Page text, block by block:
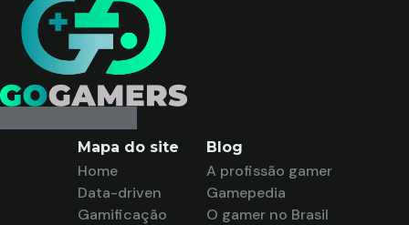
Mapa do site
Home
Data-driven
Gamificação
Blog
A profissão gamer
Gamepedia
O gamer no Brasil